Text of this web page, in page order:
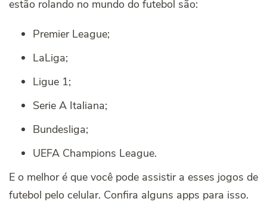
estão rolando no mundo do futebol são:
Premier League;
LaLiga;
Ligue 1;
Serie A Italiana;
Bundesliga;
UEFA Champions League.
E o melhor é que você pode assistir a esses jogos de
futebol pelo celular. Confira alguns apps para isso.